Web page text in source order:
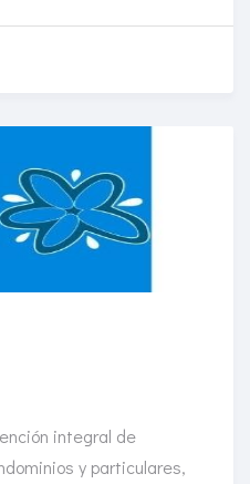
integral de
y particulares,